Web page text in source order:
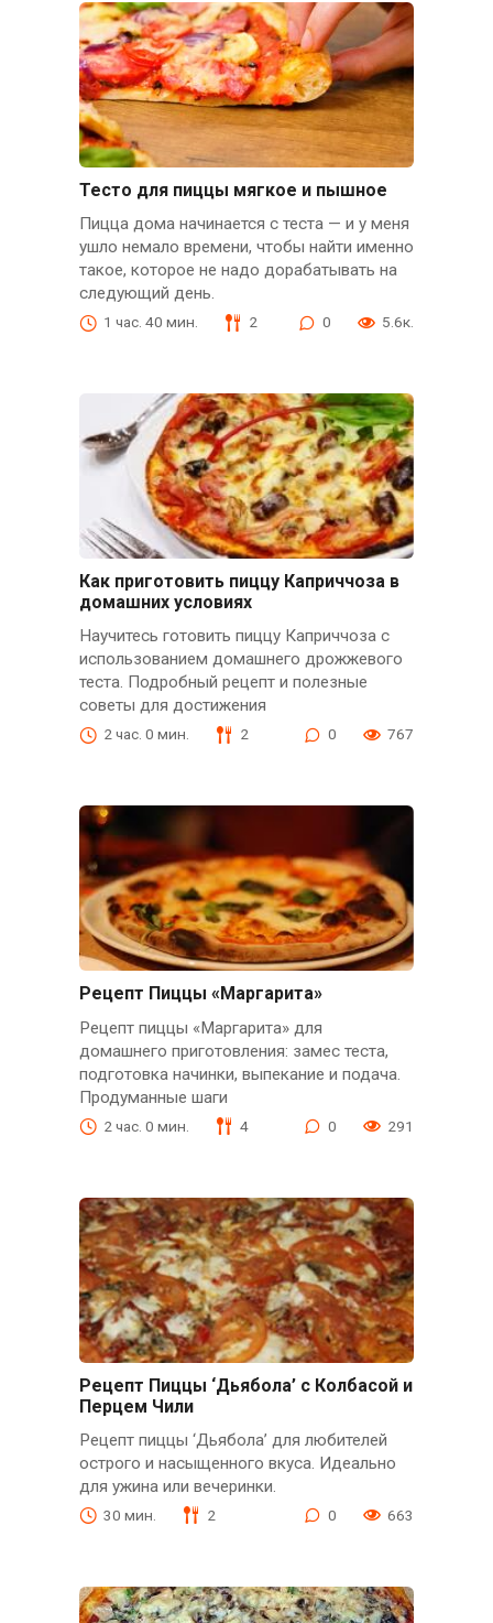
Тесто для пиццы мягкое и пышное
Пицца дома начинается с теста — и у меня
ушло немало времени, чтобы найти именно
такое, которое не надо дорабатывать на
следующий день.
1 час. 40 мин. 2 0 5.6к.
Как приготовить пиццу Каприччоза в
домашних условиях
Научитесь готовить пиццу Каприччоза с
использованием домашнего дрожжевого
теста. Подробный рецепт и полезные
советы для достижения
2 час. 0 мин. 2 0 767
Рецепт Пиццы «Маргарита»
Рецепт пиццы «Маргарита» для
домашнего приготовления: замес теста,
подготовка начинки, выпекание и подача.
Продуманные шаги
2 час. 0 мин. 4 0 291
Рецепт Пиццы ‘Дьябола’ с Колбасой и
Перцем Чили
Рецепт пиццы ‘Дьябола’ для любителей
острого и насыщенного вкуса. Идеально
для ужина или вечеринки.
30 мин. 2 0 663